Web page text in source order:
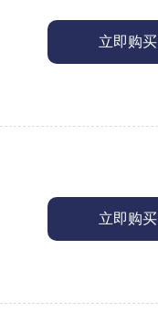
立即购买
立即购买